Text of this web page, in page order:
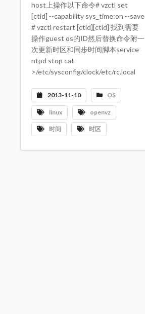
host上操作以下命令# vzctl set
[ctid] --capability sys_time:on --save
# vzctl restart [ctid][ctid] 找到需要
操作guest os的ID然后替换命令附一
次更新时区和同步时间脚本service
ntpd stop cat
>/etc/sysconfig/clock/etc/rc.local
2013-11-10 OS
linux openvz
时间 时区